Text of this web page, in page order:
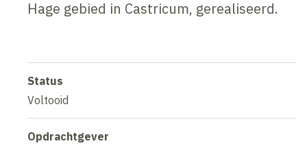
Hage gebied in Castricum, gerealiseerd.
Status
Voltooid
Opdrachtgever